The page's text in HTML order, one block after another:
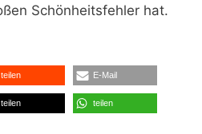
Schönheitsfehler hat.
teilen E-Mail
teilen teilen